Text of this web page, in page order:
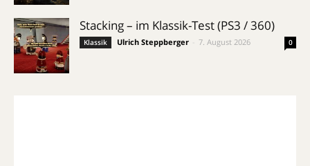
Stacking – im Klassik-Test (PS3 / 360)
Klassik Ulrich Steppberger 7. August 2026 0